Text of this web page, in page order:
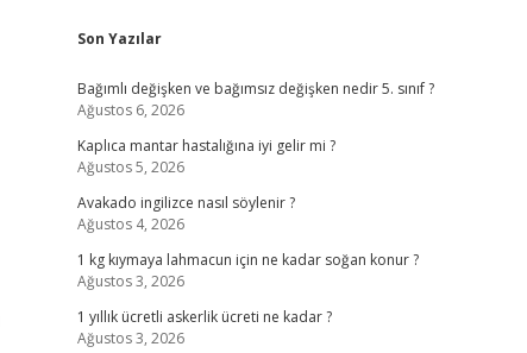
Sidebar
Son Yazılar
Bağımlı değişken ve bağımsız değişken nedir 5. sınıf ?
Ağustos 6, 2026
Kaplıca mantar hastalığına iyi gelir mi ?
Ağustos 5, 2026
Avakado ingilizce nasıl söylenir ?
Ağustos 4, 2026
1 kg kıymaya lahmacun için ne kadar soğan konur ?
Ağustos 3, 2026
1 yıllık ücretli askerlik ücreti ne kadar ?
Ağustos 3, 2026